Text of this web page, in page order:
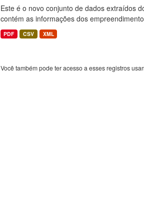
Este é o novo conjunto de dados extraídos
contém as informações dos
PDF CSV XML
Você também pode ter acesso a esses registros